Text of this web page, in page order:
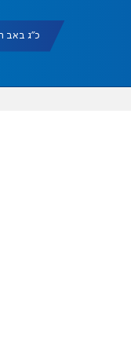
כ"ג באב תשפ"ו